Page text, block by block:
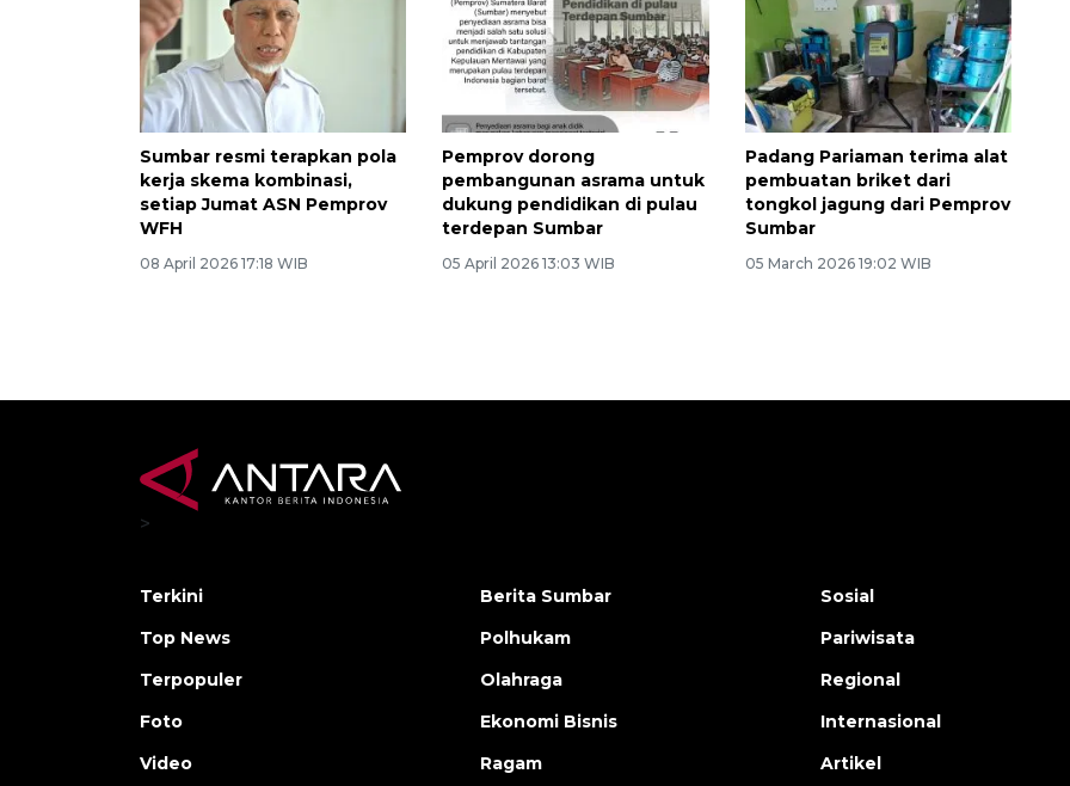
Sumbar resmi terapkan pola
kerja skema kombinasi,
setiap Jumat ASN Pemprov
WFH
08 April 2026 17:18 WIB
Pemprov dorong
pembangunan asrama untuk
dukung pendidikan di pulau
terdepan Sumbar
05 April 2026 13:03 WIB
Padang Pariaman terima alat
pembuatan briket dari
tongkol jagung dari Pemprov
Sumbar
05 March 2026 19:02 WIB
>
Terkini
Top News
Terpopuler
Foto
Video
Berita Sumbar
Polhukam
Olahraga
Ekonomi Bisnis
Ragam
Sosial
Pariwisata
Regional
Internasional
Artikel